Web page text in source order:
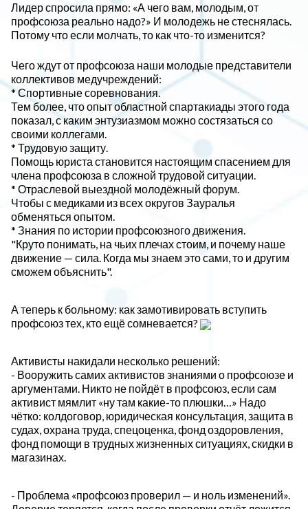
Лидер спросила прямо: «А чего вам, молодым, от
профсоюза реально надо?» И молодежь не стеснялась.
Потому что если молчать, то как что-то изменится?
Чего ждут от профсоюза наши молодые представители
коллективов медучреждений:
* Спортивные соревнования.
Тем более, что опыт областной спартакиады этого года
показал, с каким энтузиазмом можно состязаться со
своими коллегами.
* Трудовую защиту.
Помощь юриста становится настоящим спасением для
члена профсоюза в сложной трудовой ситуации.
* Отраслевой выездной молодёжный форум.
Чтобы с медиками из всех округов Зауралья
обменяться опытом.
* Знания по истории профсоюзного движения.
"Круто понимать, на чьих плечах стоим, и почему наше
движение — сила. Когда мы знаем это сами, то и другим
сможем объяснить".
А теперь к больному: как замотивировать вступить
профсоюз тех, кто ещё сомневается?
Активисты накидали несколько решений:
- Вооружить самих активистов знаниями о профсоюзе и
аргументами. Никто не пойдёт в профсоюз, если сам
активист мямлит «ну там какие-то плюшки…» Надо
чётко: колдоговор, юридическая консультация, защита в
судах, охрана труда, спецоценка, фонд оздоровления,
фонд помощи в трудных жизненных ситуациях, скидки в
магазинах.
- Проблема «профсоюз проверил — и ноль изменений».